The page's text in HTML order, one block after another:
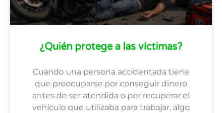
¿Quién protege a las víctimas?
Cuando una persona accidentada tiene
que preocuparse por conseguir dinero
antes de ser atendida o por recuperar el
vehículo que utilizaba para trabajar, algo